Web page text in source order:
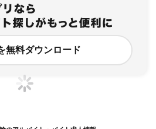
無料ダウンロード